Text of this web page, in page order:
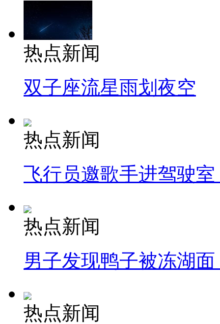
热点新闻
双子座流星雨划夜空
热点新闻
飞行员邀歌手进驾驶
热点新闻
男子发现鸭子被冻湖
热点新闻